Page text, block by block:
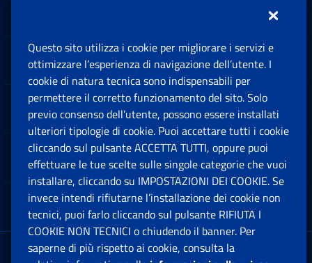
Sedi e Contatti
Software
Note Legali
App mobile
Sede Legale : Via Ciro il Grande, 21
Questo sito utilizza i cookie per migliorare i servizi e
ottimizzare l’esperienza di navigazione dell’utente. I
cookie di natura tecnica sono indispensabili per
permettere il corretto funzionamento del sito. Solo
previo consenso dell’utente, possono essere installati
ulteriori tipologie di cookie. Puoi accettare tutti i cookie
cliccando sul pulsante ACCETTA TUTTI, oppure puoi
effettuare le tue scelte sulle singole categorie che vuoi
installare, cliccando su IMPOSTAZIONI DEI COOKIE. Se
invece intendi rifiutarne l’installazione dei cookie non
tecnici, puoi farlo cliccando sul pulsante RIFIUTA I
COOKIE NON TECNICI o chiudendo il banner. Per
saperne di più rispetto ai cookie, consulta la